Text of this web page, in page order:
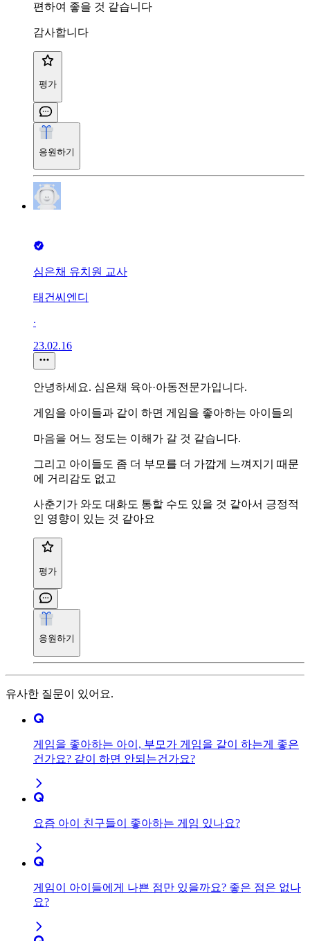
편하여 좋을 것 같습니다
감사합니다
평가
응원하기
심은채 유치원 교사
태건씨엔디
∙
23.02.16
안녕하세요. 심은채 육아·아동전문가입니다.
게임을 아이들과 같이 하면 게임을 좋아하는 아이들의
마음을 어느 정도는 이해가 갈 것 같습니다.
그리고 아이들도 좀 더 부모를 더 가깝게 느껴지기 때문
에 거리감도 없고
사춘기가 와도 대화도 통할 수도 있을 것 같아서 긍정적
인 영향이 있는 것 같아요
평가
응원하기
유사한 질문이 있어요.
게임을 좋아하는 아이, 부모가 게임을 같이 하는게 좋은
건가요? 같이 하면 안되는건가요?
요즘 아이 친구들이 좋아하는 게임 있나요?
게임이 아이들에게 나쁜 점만 있을까요? 좋은 점은 없나
요?